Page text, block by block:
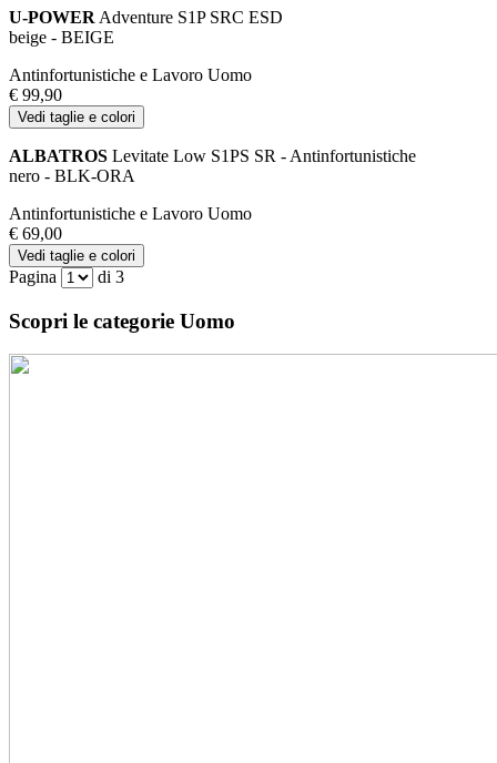
U-POWER Adventure S1P SRC ESD
beige - BEIGE
Antinfortunistiche e Lavoro Uomo
€ 99,90
Vedi taglie e colori
ALBATROS Levitate Low S1PS SR - Antinfortunistiche
nero - BLK-ORA
Antinfortunistiche e Lavoro Uomo
€ 69,00
Vedi taglie e colori
Pagina di 3
Scopri le categorie Uomo